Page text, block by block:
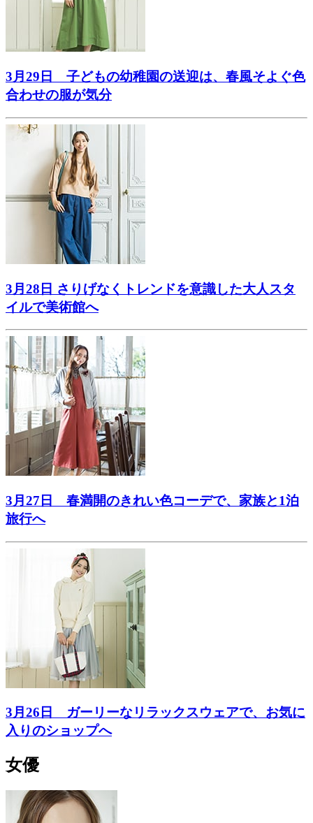
3月29日 子どもの幼稚園の送迎は、春風そよぐ色
合わせの服が気分
3月28日 さりげなくトレンドを意識した大人スタ
イルで美術館へ
3月27日 春満開のきれい色コーデで、家族と1泊
旅行へ
3月26日 ガーリーなリラックスウェアで、お気に
入りのショップへ
女優